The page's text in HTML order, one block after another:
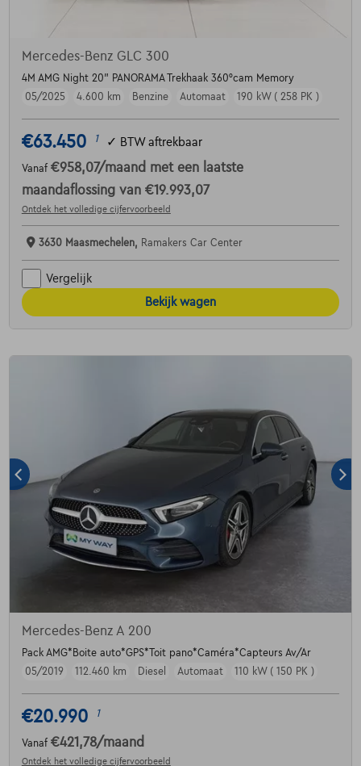
Mercedes-Benz GLC 300
4M AMG Night 20" PANORAMA Trekhaak 360°cam Memory
05/2025
4.600 km Benzine Automaat 190 kW ( 258 PK )
€63.450 1 ✓ BTW aftrekbaar
Vanaf €958,07/maand met een laatste
maandaflossing van €19.993,07
Ontdek het volledige cijfervoorbeeld
3630 Maasmechelen, Ramakers Car Center
Vergelijk
Bekijk wagen
Mercedes-Benz A 200
Pack AMG*Boite auto*GPS*Toit pano*Caméra*Capteurs Av/Ar
05/2019
112.460 km Diesel Automaat 110 kW ( 150 PK )
€20.990 1
Vanaf €421,78/maand
Ontdek het volledige cijfervoorbeeld